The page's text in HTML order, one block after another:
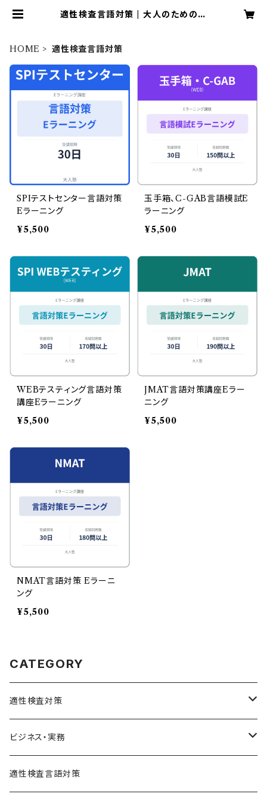
適性検査言語対策 | 大人のための算
HOME 適性検査言語対策
SPIテストセンター言語対策
Eラーニング
¥5,500
玉手箱、C-GAB言語模試E
ラーニング
¥5,500
WEBテスティング言語対策
講座Eラーニング
¥5,500
JMAT言語対策講座Eラー
ニング
¥5,500
NMAT言語対策 Eラーニ
ング
¥5,500
CATEGORY
適性検査対策
SPI対策
テストセンター(SPI-G,SPI-U)
クリティカルシンキング
ビジネス・実務
統計
適性検査言語対策